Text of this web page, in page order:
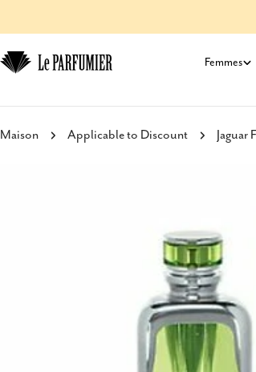
au
contenu
Femmes
Maison Applicable to Discount Jaguar